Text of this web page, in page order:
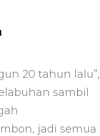
20 tahun lalu”,
sambil
jadi semua